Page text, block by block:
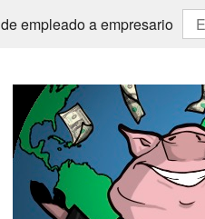
empleado a empresario